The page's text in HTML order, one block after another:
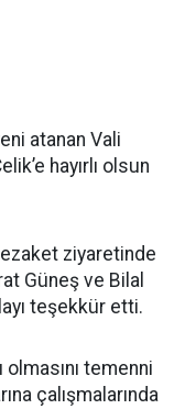
atanan Vali
hayırlı olsun
ziyaretinde
Güneş ve Bilal
teşekkür etti.
temenni
çalışmalarında